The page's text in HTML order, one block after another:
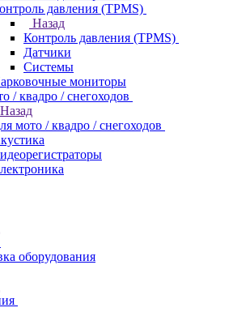
давления (TPMS)
Назад
Контроль давления (TPMS)
Датчики
Системы
мониторы
/ квадро / снегоходов
Назад
мото / квадро / снегоходов
оборудования